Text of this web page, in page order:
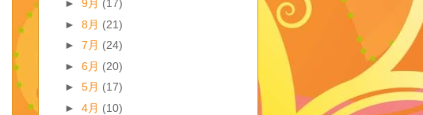
► 9月 (17)
► 8月 (21)
► 7月 (24)
► 6月 (20)
► 5月 (17)
► 4月 (10)